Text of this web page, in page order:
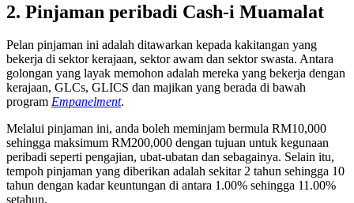
2. Pinjaman peribadi Cash-i Muamalat
Pelan pinjaman ini adalah ditawarkan kepada kakitangan yang
bekerja di sektor kerajaan, sektor awam dan sektor swasta. Antara
golongan yang layak memohon adalah mereka yang bekerja dengan
kerajaan, GLCs, GLICS dan majikan yang berada di bawah
program Empanelment.
Melalui pinjaman ini, anda boleh meminjam bermula RM10,000
sehingga maksimum RM200,000 dengan tujuan untuk kegunaan
peribadi seperti pengajian, ubat-ubatan dan sebagainya. Selain itu,
tempoh pinjaman yang diberikan adalah sekitar 2 tahun sehingga 10
tahun dengan kadar keuntungan di antara 1.00% sehingga 11.00%
setahun.